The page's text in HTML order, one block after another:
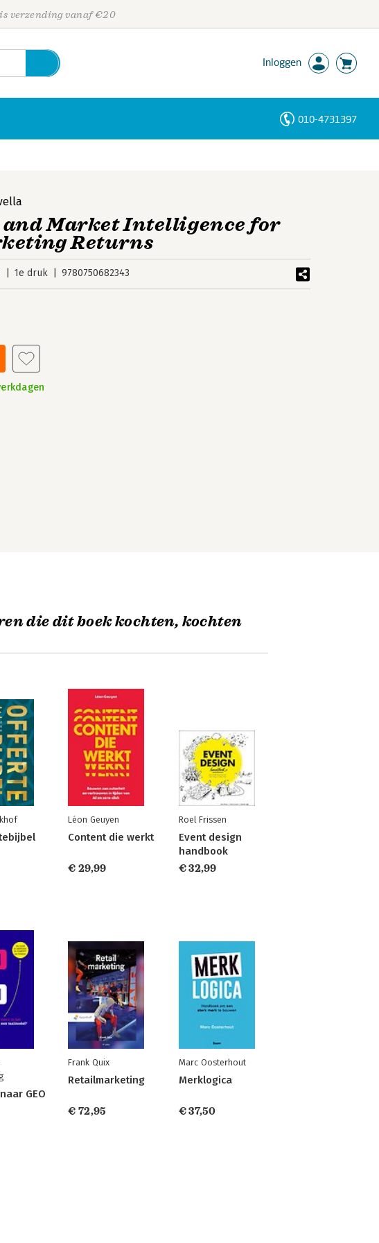
verzending vanaf €20
Inloggen
010-4731397
Market Intelligence for
Returns
1e druk 9780750682343
die dit boek kochten, kochten
Léon Geuyen
Content die werkt
€ 29,99
Roel Frissen
Event design
handbook
€ 32,99
GEO
Frank Quix
Retailmarketing
€ 72,95
Marc Oosterhout
Merklogica
€ 37,50
Personen